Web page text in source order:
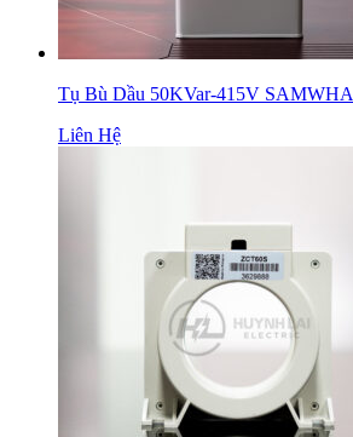
Tụ Bù Dầu 50KVar-415V SAMWHA
Liên Hệ